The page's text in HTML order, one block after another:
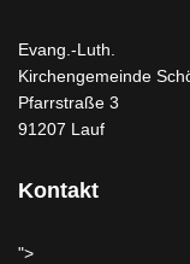
Evang.-Luth.
Kirchengemeinde
Pfarrstraße 3
91207 Lauf
Kontakt
">